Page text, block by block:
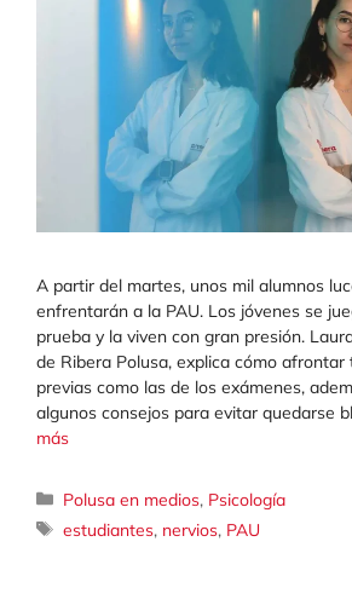
A partir del martes, unos mil alumnos
enfrentarán a la PAU. Los jóvenes se
prueba y la viven con gran presión.
de Ribera Polusa, explica cómo
previas como las de los exámenes,
algunos consejos para evitar quedarse
más
Categorías
Polusa en medios, Psicología
Etiquetas
estudiantes, nervios, PAU